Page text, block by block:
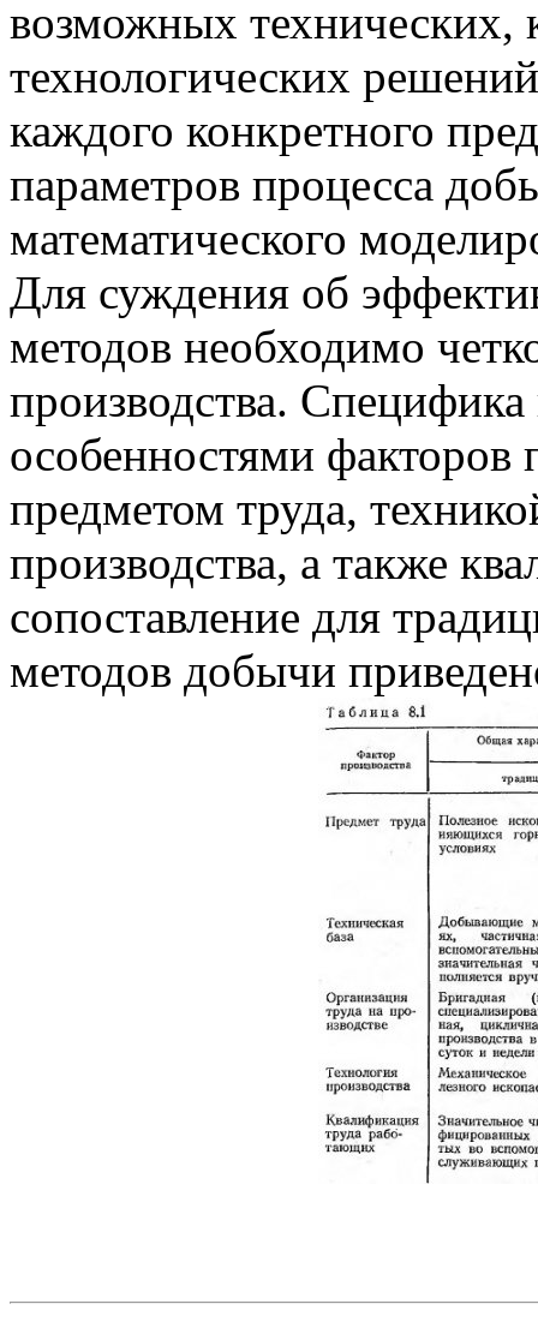
возможных технических,
технологических
каждого конкретного
параметров процесса
математического
Для суждения об
методов необходимо
производства. Специфика
особенностями факторов
предметом труда,
производства, а также
сопоставление для
методов добычи